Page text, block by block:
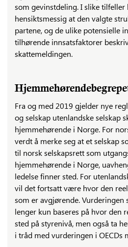
som gevinstdeling. I slike
hensiktsmessig at den valgte
partene, og de ulike potensielle
tilhørende innsatsfaktorer
skattemeldingen.
Fra og med 2019 gjelder nye
og selskap utenlandske selskap
hjemmehørende i Norge. For
verdt å merke seg at et selskap
til norsk selskapsrett som
hjemmehørende i Norge,
ledelse finner sted. For
vil det fortsatt være hvor den
som er avgjørende.
lenger kun baseres på hvor den
sted på styrenivå, men også ta
i tråd med vurderingen i OECDs